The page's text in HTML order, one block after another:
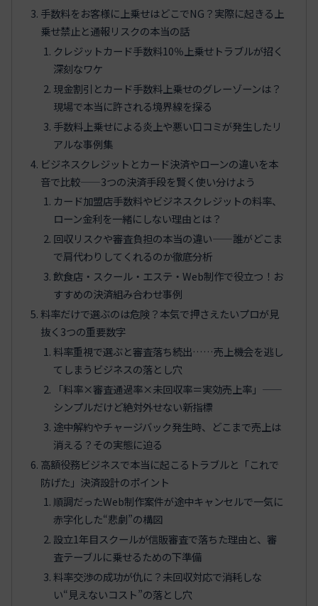
手数料をお客様に上乗せはどこでNG？実際に起きる上
乗せ禁止と通報リスクの本当の話
クレジットカード手数料10％上乗せトラブルが招く
深刻なワケ
現金割引とカード手数料上乗せのグレーゾーンは？
現場で本当に許される境界線を探る
手数料上乗せによる炎上や悪い口コミが発生したリ
アルな事例集
ビジネスクレジットとカード決済やローンの違いを本
音で比較——3つの決済手段を賢く使い分けよう
カード加盟店手数料やビジネスクレジットの料率、
ローン金利を一緒にしない理由とは？
回収リスクや審査負担の本当の違い——誰がどこま
で肩代わりしてくれるのか徹底分析
飲食店・スクール・エステ・Web制作で役立つ！お
すすめの決済組み合わせ事例
料率だけで選ぶのは危険？本気で押さえたいプロが見
抜く3つの重要数字
料率重視で選ぶと審査落ち続出……売上機会を逃し
てしまうビジネスの落とし穴
「料率×審査通過率×未回収率＝実効売上率」——
シンプルだけど絶対外せない新指標
途中解約やチャージバック発生時、どこまで売上は
消える？その実態に迫る
高額役務ビジネスで本当に起こるトラブルと「これで
防げた」決済設計のポイント
順調だったWeb制作案件が途中キャンセルで一気に
赤字化した“悲劇”の構図
設立1年目スクールが信販審査で落ちた理由と、審
査テーブルに乗せるための下準備
料率交渉の成功が仇に？未回収対応で消耗しな
い“見えないコスト”の落とし穴